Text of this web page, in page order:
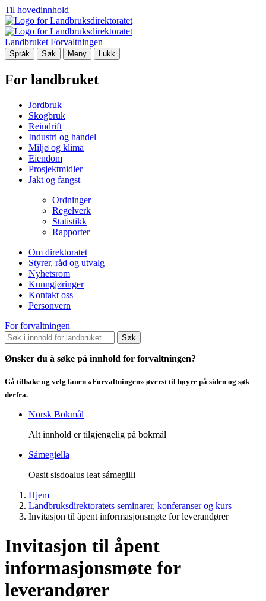
Til hovedinnhold
Landbruket Forvaltningen
Språk Søk Meny Lukk
For landbruket
Jordbruk
Skogbruk
Reindrift
Industri og handel
Miljø og klima
Eiendom
Prosjektmidler
Jakt og fangst
Ordninger
Regelverk
Statistikk
Rapporter
Om direktoratet
Styrer, råd og utvalg
Nyhetsrom
Kunngjøringer
Kontakt oss
Personvern
For forvaltningen
Søk
Ønsker du å søke på innhold for forvaltningen?
Gå tilbake og velg fanen «Forvaltningen» øverst til høyre på siden og søk
derfra.
Norsk Bokmål
Alt innhold er tilgjengelig på bokmål
Sámegiella
Oasit sisdoalus leat sámegilli
Hjem
Landbruksdirektoratets seminarer, konferanser og kurs
Invitasjon til åpent informasjonsmøte for leverandører
Invitasjon til åpent
informasjonsmøte for
leverandører